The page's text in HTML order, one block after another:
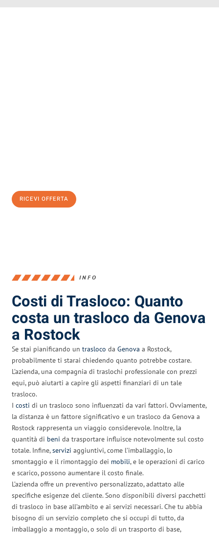
RICEVI OFFERTA
INFO
Costi di Trasloco: Quanto
costa un trasloco da Genova
a Rostock
Se stai pianificando un trasloco da Genova a Rostock,
probabilmente ti starai chiedendo quanto potrebbe costare.
L’azienda, una compagnia di traslochi professionale con prezzi
equi, può aiutarti a capire gli aspetti finanziari di un tale
trasloco.
I costi di un trasloco sono influenzati da vari fattori. Ovviamente,
la distanza è un fattore significativo e un trasloco da Genova a
Rostock rappresenta un viaggio considerevole. Inoltre, la
quantità di beni da trasportare influisce notevolmente sul costo
totale. Infine,servizi aggiuntivi, come l’imballaggio, lo
smontaggio e il rimontaggio dei mobili, e le operazioni di carico
e scarico, possono aumentare il costo finale.
L’azienda offre un preventivo personalizzato, adattato alle
specifiche esigenze del cliente. Sono disponibili diversi pacchetti
di trasloco in base all’ambito e ai servizi necessari. Che tu abbia
bisogno di un servizio completo che si occupi di tutto, da
imballaggio a montaggio, o solo di un trasporto di base,